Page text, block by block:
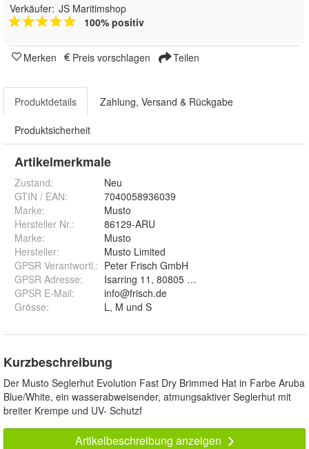
Verkäufer: JS Maritimshop
100% positiv
Merken Preis vorschlagen Teilen
Produktdetails Zahlung, Versand & Rückgabe
Produktsicherheit
Artikelmerkmale
Zustand:
Neu
GTIN / EAN:
7040058936039
Marke:
Musto
Hersteller Nr.:
86129-ARU
Marke:
Musto
Hersteller:
Musto Limited
GPSR Verantwortl.: Peter Frisch GmbH
GPSR Adresse:
Isarring 11, 80805 München
GPSR E-Mail:
info@frisch.de
Grösse: L, M und S
Kurzbeschreibung
Der Musto Seglerhut Evolution Fast Dry Brimmed Hat in Farbe Aruba
Blue/White, ein wasserabweisender, atmungsaktiver Seglerhut mit
breiter Krempe und UV- Schutzf
Artikelbeschreibung anzeigen